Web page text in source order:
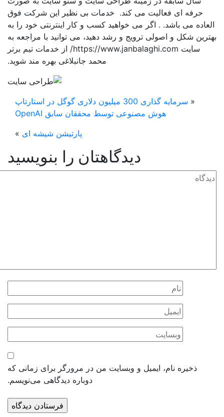
حرفه ای فعالیت می کند. خدمات بی نظیر این شرکت فوق
می باشد. . اگر می خواهید کسب و کار اینترنتی خود را به
شکل و اصولی ترویج و رشد دهید، می توانید با مراجعه به
سایت https://www.janbalaghi.com/ از خدمات تیم برتر
محمد جانبلاغی بهره مند شوید.
سرمایه گذاری 300 میلیون دلاری گوگل در استارتاپ
هوش مصنوعی توسط محققان سابق OpenAI
پارتیشن شیشه ای»
دیدگاهتان را بنویسید
ذخیره نام، ایمیل و وبسایت من در مرورگر برای زمانی که
دوباره دیدگاهی می‌نویسم.